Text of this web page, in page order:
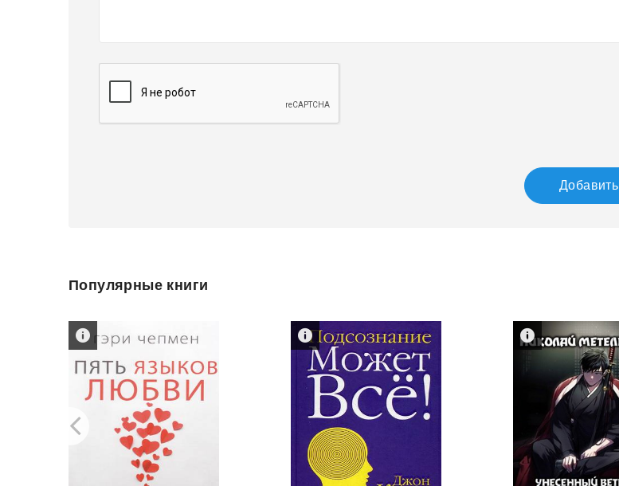
Добавить
Популярные книги